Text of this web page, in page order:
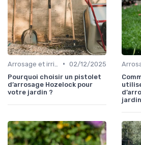
• 02/12/2025
Pourquoi choisir un pistolet
d’arrosage Hozelock pour
votre jardin ?
jardin